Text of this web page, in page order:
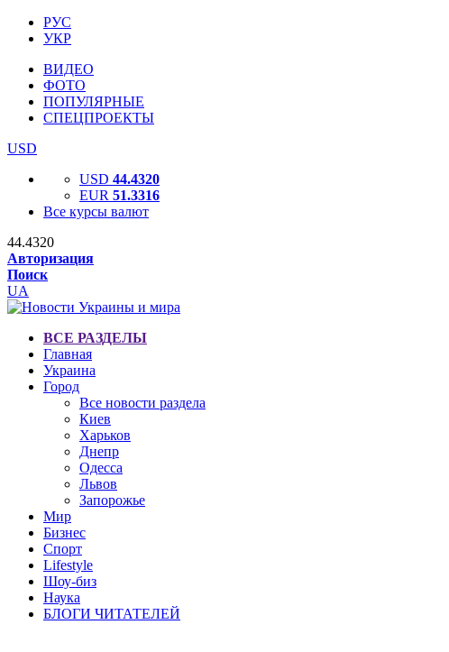
РУС
УКР
ВИДЕО
ФОТО
ПОПУЛЯРНЫЕ
СПЕЦПРОЕКТЫ
USD
USD 44.4320
EUR 51.3316
Все курсы валют
44.4320
Авторизация
Поиск
UA
ВСЕ РАЗДЕЛЫ
Главная
Украина
Город
Все новости раздела
Киев
Харьков
Днепр
Одесса
Львов
Запорожье
Мир
Бизнес
Спорт
Lifestyle
Шоу-биз
Наука
БЛОГИ ЧИТАТЕЛЕЙ